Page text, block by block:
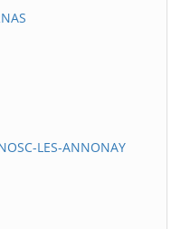
LES-ANNONAY